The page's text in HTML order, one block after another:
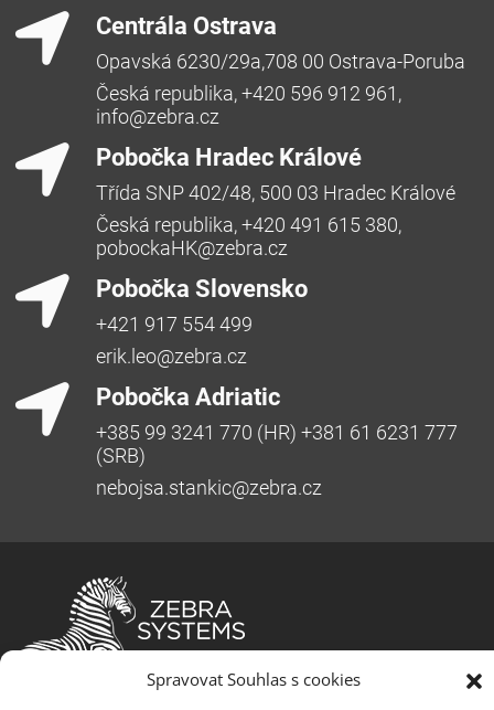
Spravovat Souhlas s cookies
Centrála Ostrava
Opavská 6230/29a,708 00 Ostrava-Poruba
Česká republika, +420 596 912 961,
info@zebra.cz
Pobočka Hradec Králové
Třída SNP 402/48, 500 03 Hradec Králové
Česká republika, +420 491 615 380,
pobockaHK@zebra.cz
Pobočka Slovensko
+421 917 554 499
erik.leo@zebra.cz
Pobočka Adriatic
+385 99 3241 770 (HR) +381 61 6231 777
(SRB)
nebojsa.stankic@zebra.cz
Společnost ZEBRA SYSTEMS, s.r.o. je předním